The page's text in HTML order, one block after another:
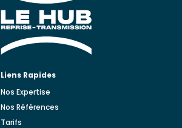
Liens Rapides
Nos Expertise
Nos Références
Tarifs